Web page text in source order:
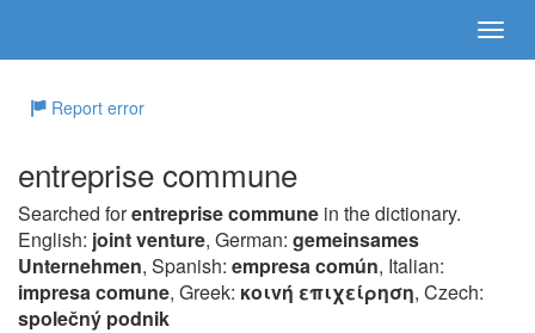
Report error
entreprise commune
Searched forentreprise commune in the dictionary.
English: joint venture, German: gemeinsames
Unternehmen, Spanish: empresa común, Italian:
impresa comune, Greek: κoιvή επιχείρηση, Czech:
společný podnik